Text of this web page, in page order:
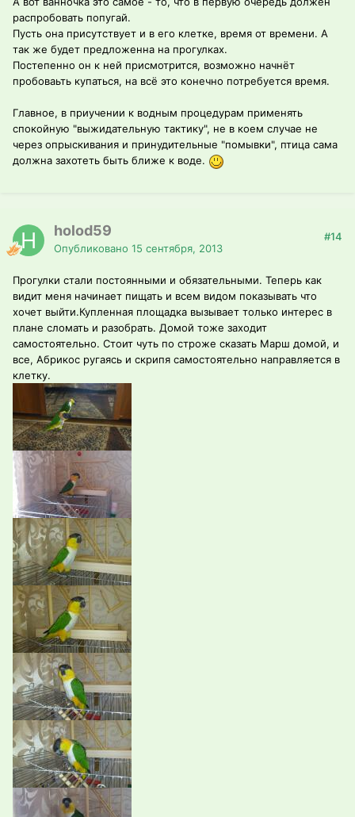
распробовать попугай.
Пусть она присутствует и в его клетке, время от времени. А
так же будет предложенна на прогулках.
Постепенно он к ней присмотрится, возможно начнёт
пробоваьть купаться, на всё это конечно потребуется время.
Главное, в приучении к водным процедурам применять
спокойную "выжидательную тактику", не в коем случае не
через опрыскивания и принудительные "помывки", птица сама
должна захотеть быть ближе к воде.
holod59
Опубликовано 15 сентября, 2013
#14
Прогулки стали постоянными и обязательными. Теперь как
видит меня начинает пищать и всем видом показывать что
хочет выйти.Купленная площадка вызывает только интерес в
плане сломать и разобрать. Домой тоже заходит
самостоятельно. Стоит чуть по строже сказать Марш домой, и
все, Абрикос ругаясь и скрипя самостоятельно направляется в
клетку.